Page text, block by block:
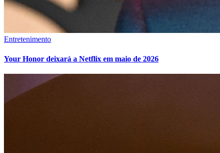
Entretenimento
Your Honor deixará a Netflix em maio de 2026